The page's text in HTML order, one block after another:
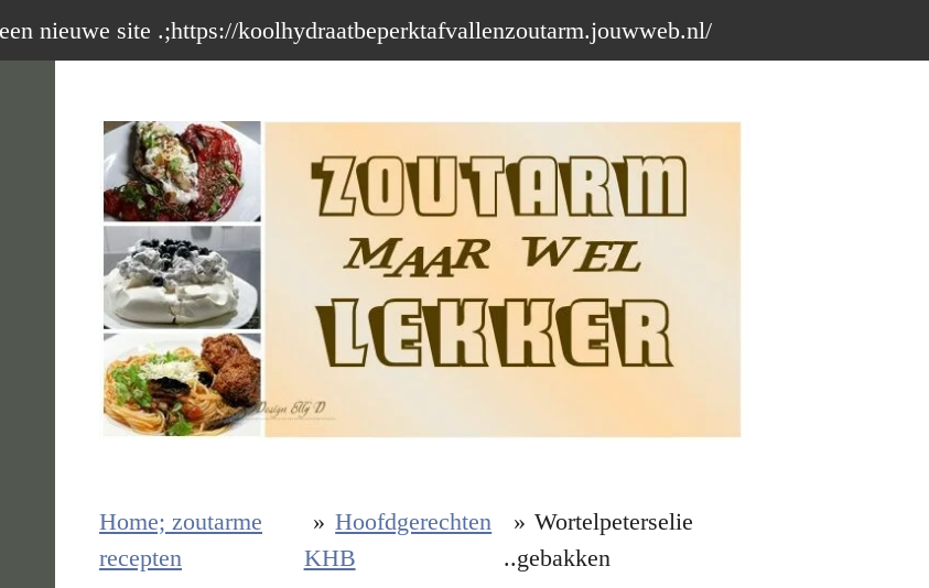
nieuwe site .;https://koolhydraatbeperktafvallenzoutarm.jouwweb.nl/
Home; zoutarme
recepten
» Hoofdgerechten
KHB
» Wortelpeterselie
..gebakken